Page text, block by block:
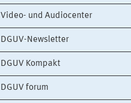
Video- und Audiocenter
DGUV-Newsletter
DGUV Kompakt
DGUV forum